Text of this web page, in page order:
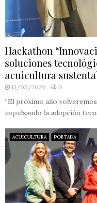
Hackathon
soluciones
acuicultura
13/05/2026 0
“El próximo año
impulsando la adopción
ACUICULTURA PORTADA